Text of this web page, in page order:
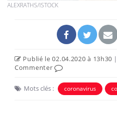
ALEXRATHS/ISTOCK
Publié le 02.04.2020 à 13h30
Commenter
Mots clés : coronavirus